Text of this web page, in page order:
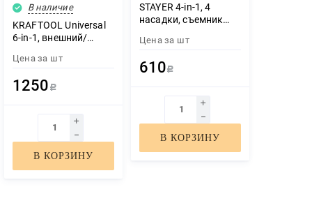
В наличие
KRAFTOOL Universal
6-in-1, внешний/
стопорных колец
Цена за шт
1250 Р
В КОРЗИНУ
STAYER 4-in-1, 4
насадки, съемник
(2280)
Цена за шт
610 Р
В КОРЗИНУ